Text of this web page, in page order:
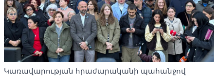
Կառավարության հրաժարականի պահանջով